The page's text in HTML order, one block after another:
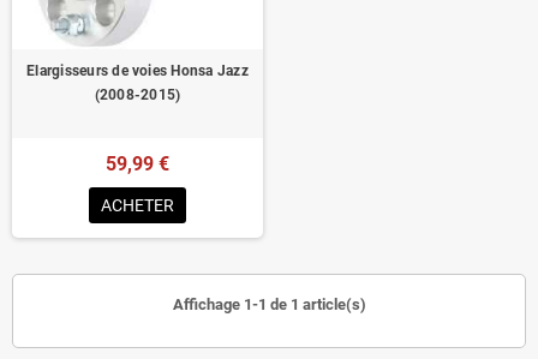
Elargisseurs de voies Honsa Jazz
(2008-2015)
59,99 €
ACHETER
Affichage 1-1 de 1 article(s)